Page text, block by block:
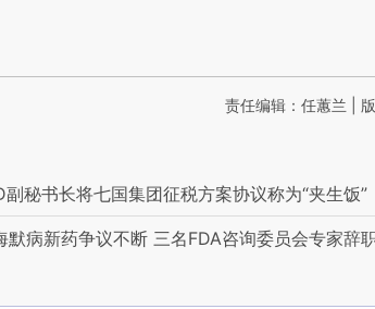
责任编辑：任蕙兰 |
秘书长将七国集团征税方案协议称为“夹生饭”
病新药争议不断 三名FDA咨询委员会专家辞